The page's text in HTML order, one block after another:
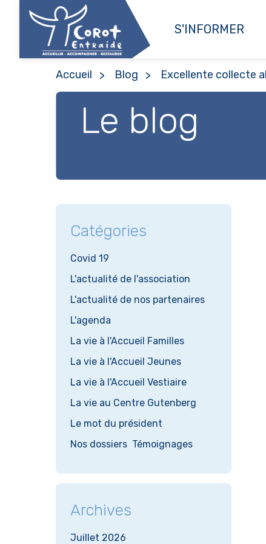
S'INFORMER
Accueil Blog Excellente collecte
Le blog
Catégories
Covid 19
L'actualité de l'association
L'actualité de nos partenaires
L'agenda
La vie à l'Accueil Familles
La vie à l'Accueil Jeunes
La vie à l'Accueil Vestiaire
La vie au Centre Gutenberg
Le mot du président
Nos dossiers Témoignages
Archives
Juillet 2026